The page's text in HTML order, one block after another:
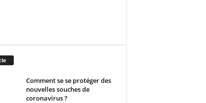
Comment se se protéger des
nouvelles souches de
coronavirus ?